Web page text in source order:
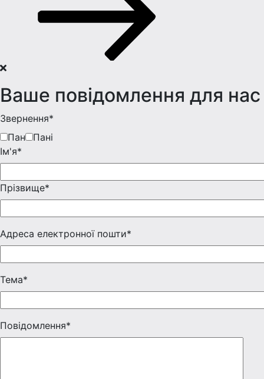
Ваше повідомлення для нас
Звернення*
Пан
Пані
Iм'я*
Прізвище*
Адреса електронної пошти*
Тема*
Повідомлення*